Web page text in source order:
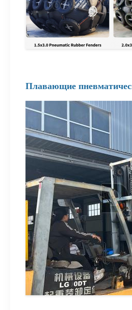
Плавающие